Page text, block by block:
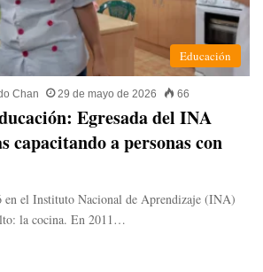
Educación
Chan 29 de mayo de 2026 66
Egresada del INA
capacitando a personas con
en el Instituto Nacional de Aprendizaje (INA)
la cocina. En 2011…